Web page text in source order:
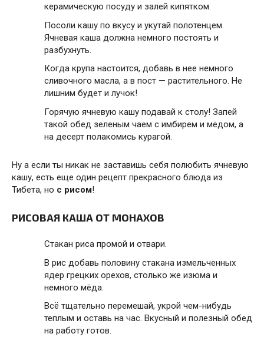
керамическую посуду и залей кипятком.
Посоли кашу по вкусу и укутай полотенцем.
Ячневая каша должна немного постоять и
разбухнуть.
Когда крупа настоится, добавь в нее немного
сливочного масла, а в пост — растительного. Не
лишним будет и лучок!
Горячую ячневую кашу подавай к столу! Запей
такой обед зеленым чаем с имбирем и мёдом, а
на десерт полакомись курагой.
Ну а если ты никак не заставишь себя полюбить ячневую
кашу, есть еще один рецепт прекрасного блюда из
Тибета, но с рисом!
РИСОВАЯ КАША ОТ МОНАХОВ
Стакан риса промой и отвари.
В рис добавь половину стакана измельченных
ядер грецких орехов, столько же изюма и
немного мёда.
Всё тщательно перемешай, укрой чем-нибудь
теплым и оставь на час. Вкусный и полезный обед
на работу готов.